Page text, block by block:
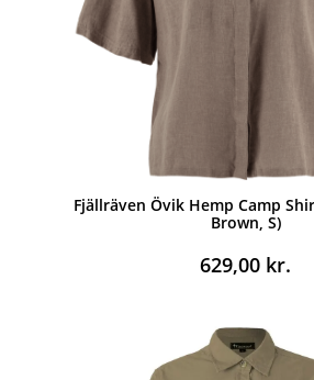
Fjällräven Övik Hemp Camp
Brown, S)
629,00 kr.